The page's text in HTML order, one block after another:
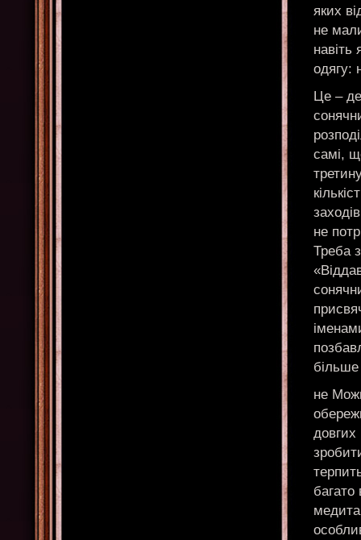
яких
не
одягу:
Це –
самі,
не
Треба
не
довгих